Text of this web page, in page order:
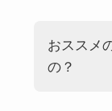
おススメ
の？